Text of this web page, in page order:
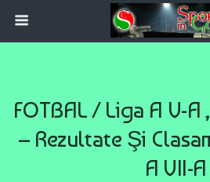
FOTBAL / Liga A V-A
– Rezultate Şi
A VII-A